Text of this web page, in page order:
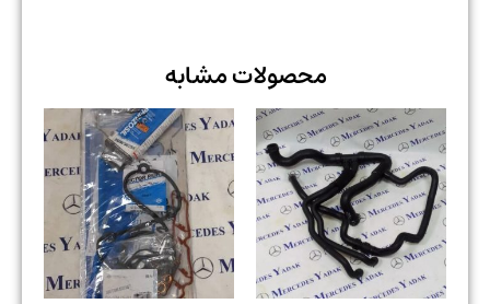
محصولات مشابه